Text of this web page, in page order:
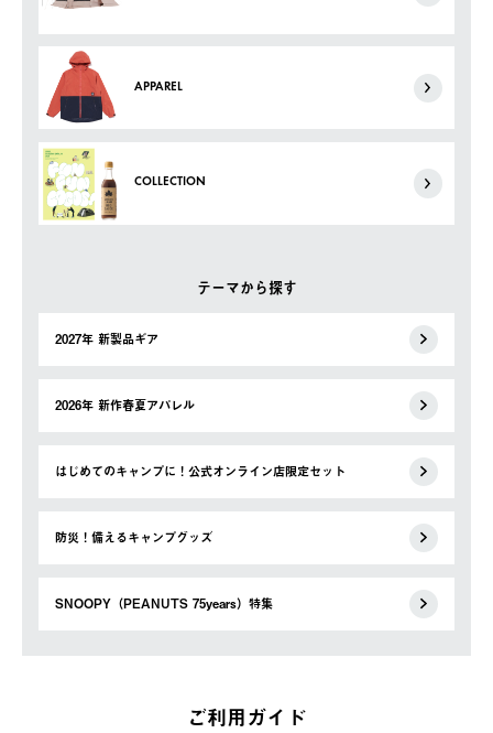
APPAREL
COLLECTION
テーマから探す
2027年 新製品ギア
2026年 新作春夏アパレル
はじめてのキャンプに！公式オンライン店限定セット
防災！備えるキャンプグッズ
SNOOPY（PEANUTS 75years）特集
ご利用ガイド